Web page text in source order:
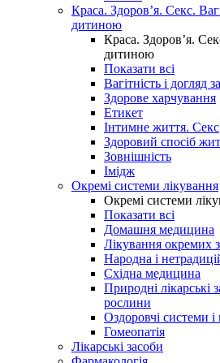
Краса. Здоров’я. Секс.
дитиною
Краса. Здоров’я.
дитиною
Показати всі
Вагітність і догляд
Здорове харчування
Етикет
Інтимне життя. Секс
Здоровий спосіб
Зовнішність
Імідж
Окремі системи лікування
Окремі системи
Показати всі
Домашня медицина
Лікування окремих
Народна і
Східна медицина
Природні лікарські
рослини
Оздоровчі системи і
Гомеопатія
Лікарські засоби